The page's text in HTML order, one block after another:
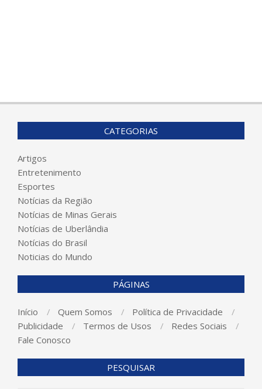
CATEGORIAS
Artigos
Entretenimento
Esportes
Notícias da Região
Notícias de Minas Gerais
Notícias de Uberlândia
Notícias do Brasil
Noticias do Mundo
PÁGINAS
Início Quem Somos
Política de Privacidade
Publicidade
Termos de Usos
Redes Sociais
Fale Conosco
PESQUISAR